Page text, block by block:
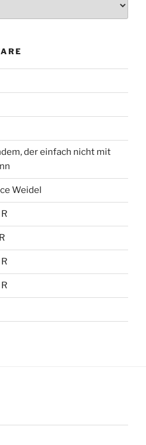
der einfach nicht mit
Weidel